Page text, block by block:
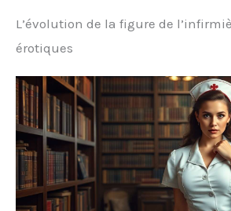
chaque moment spécial.
L’évolution de la figure de
érotiques